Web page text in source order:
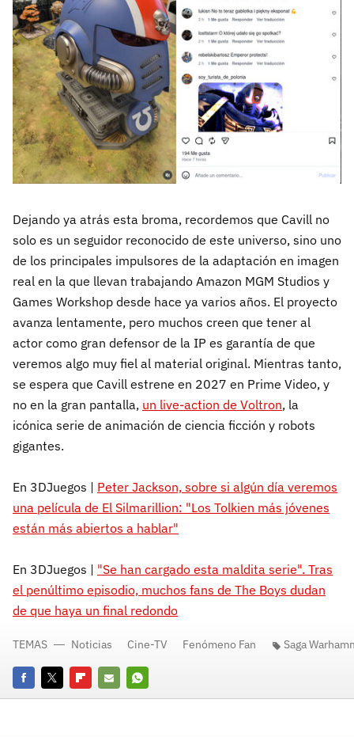
Dejando ya atrás esta broma, recordemos que Cavill no
solo es un seguidor reconocido de este universo, sino uno
de los principales impulsores de la adaptación en imagen
real en la que llevan trabajando Amazon MGM Studios y
Games Workshop desde hace ya varios años. El proyecto
avanza lentamente, pero muchos creen que tener al
actor como gran defensor de la IP es garantía de que
veremos algo muy fiel al material original. Mientras tanto,
se espera que Cavill estrene en 2027 en Prime Video, y
no en la gran pantalla, un live-action de Voltron, la
icónica serie de animación de ciencia ficción y robots
gigantes.
En 3DJuegos | Peter Jackson, sobre si algún día veremos
una película de El Silmarillion: "Los Tolkien más jóvenes
están más abiertos a hablar"
En 3DJuegos | "Se han cargado esta maldita serie". Tras
el penúltimo episodio, muchos fans de The Boys dudan
de que haya un final redondo
FacebookTwitterFlipboard
E-
Whatsapp
TEMAS Noticias Cine-TV Fenómeno Fan Saga